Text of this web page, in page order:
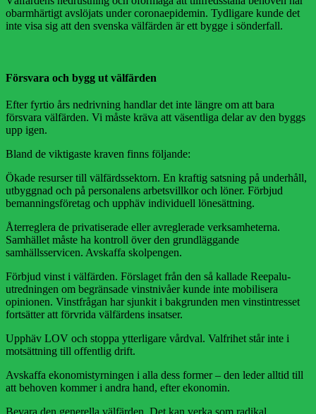
obarmhärtigt avslöjats under coronaepidemin. Tydligare kunde det
inte visa sig att den svenska välfärden är ett bygge i sönderfall.
Försvara och bygg ut välfärden
Efter fyrtio års nedrivning handlar det inte längre om att bara
försvara välfärden. Vi måste kräva att väsentliga delar av den byggs
upp igen.
Bland de viktigaste kraven finns följande:
Ökade resurser till välfärdssektorn. En kraftig satsning på underhåll,
utbyggnad och på personalens arbetsvillkor och löner. Förbjud
bemanningsföretag och upphäv individuell lönesättning.
Återreglera de privatiserade eller avreglerade verksamheterna.
Samhället måste ha kontroll över den grundläggande
samhällsservicen. Avskaffa skolpengen.
Förbjud vinst i välfärden. Förslaget från den så kallade Reepalu-
utredningen om begränsade vinstnivåer kunde inte mobilisera
opinionen. Vinstfrågan har sjunkit i bakgrunden men vinstintresset
fortsätter att förvrida välfärdens insatser.
Upphäv LOV och stoppa ytterligare vårdval. Valfrihet står inte i
motsättning till offentlig drift.
Avskaffa ekonomistyrningen i alla dess former – den leder alltid till
att behoven kommer i andra hand, efter ekonomin.
Bevara den generella välfärden. Det kan verka som radikal